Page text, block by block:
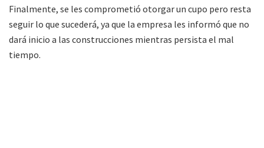
Finalmente, se les comprometió otorgar un cupo pero resta
seguir lo que sucederá, ya que la empresa les informó que no
dará inicio a las construcciones mientras persista el mal
tiempo.